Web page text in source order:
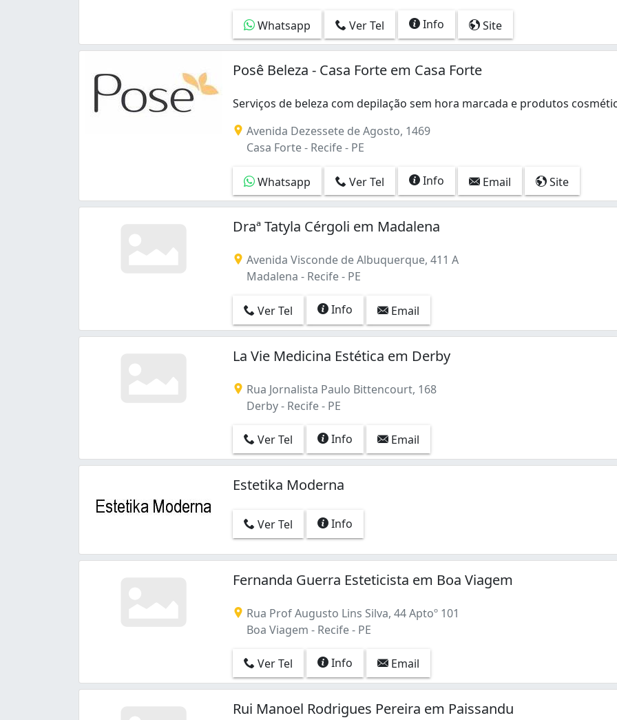
Whatsapp Ver Tel Info Site
Posê Beleza - Casa Forte em Casa Forte
Serviços de beleza com depilação sem hora marcada e produtos
Avenida Dezessete de Agosto, 1469
Casa Forte - Recife - PE
Whatsapp Ver Tel Info Email Site
Draª Tatyla Cérgoli em Madalena
Avenida Visconde de Albuquerque, 411 A
Madalena - Recife - PE
Ver Tel Info Email
La Vie Medicina Estética em Derby
Rua Jornalista Paulo Bittencourt, 168
Derby - Recife - PE
Ver Tel Info Email
Estetika Moderna
Ver Tel Info
Fernanda Guerra Esteticista em Boa Viagem
Rua Prof Augusto Lins Silva, 44 Aptoº 101
Boa Viagem - Recife - PE
Ver Tel Info Email
Rui Manoel Rodrigues Pereira em Paissandu